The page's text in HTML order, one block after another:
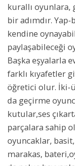
kurallı oyunlara,
bir adımdır.
kendine
paylaşabileceği
Başka eşyalarla
farklı kıyafetler
öğretici olur. İki-
da geçirme
kutular,ses
parçalara sahip
oyuncaklar,
marakas,